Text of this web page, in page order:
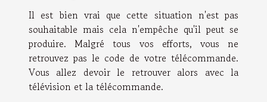
Il est bien vrai que cette situation n'est pas
souhaitable mais cela n'empêche qu'il peut se
produire. Malgré tous vos efforts, vous ne
retrouvez pas le code de votre télécommande.
Vous allez devoir le retrouver alors avec la
télévision et la télécommande.